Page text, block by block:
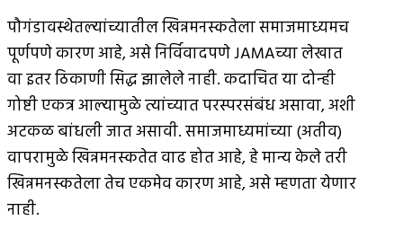
पौगंडावस्थेतल्यांच्यातील खिन्नमनस्कतेला समाजमाध्यमच
पूर्णपणे कारण आहे, असे निर्विवादपणे JAMAच्या लेखात
वा इतर ठिकाणी सिद्ध झालेले नाही. कदाचित या दोन्ही
गोष्टी एकत्र आल्यामुळे त्यांच्यात परस्परसंबंध असावा, अशी
अटकळ बांधली जात असावी. समाजमाध्यमांच्या (अतीव)
वापरामुळे खिन्नमनस्कतेत वाढ होत आहे, हे मान्य केले तरी
खिन्नमनस्कतेला तेच एकमेव कारण आहे, असे म्हणता येणार
नाही.